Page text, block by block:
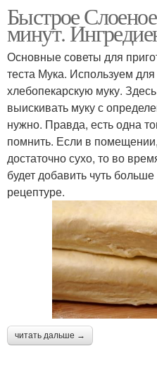
Быстрое
минут.
Основные советы для
теста Мука. Используем
хлебопекарскую муку.
выискивать муку с
нужно. Правда, есть одна
помнить. Если в
достаточно сухо, то во
будет добавить чуть
рецептуре.
читать дальше →